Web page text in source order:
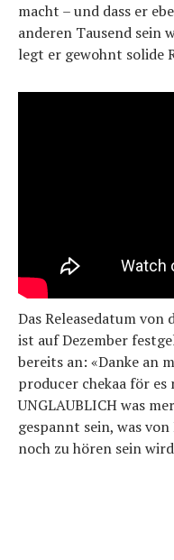
macht – und dass er
anderen Tausend sein
legt er gewohnt solide
Das Releasedatum von
ist auf Dezember
bereits an: «Danke an
producer chekaa för es
UNGLAUBLICH was
gespannt sein, was
noch zu hören sein